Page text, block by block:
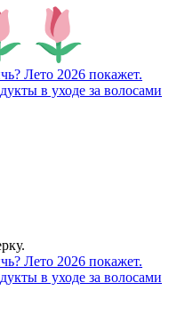
Лето 2026 покажет.
в уходе за волосами
Лето 2026 покажет.
в уходе за волосами